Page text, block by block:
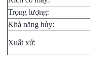
Trọng lượng:
Khả năng hủy:
Xuất xứ: